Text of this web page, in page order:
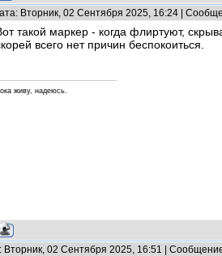
Вторник, 02 Сентября 2025, 16:24 |
такой маркер - когда флиртуют,
всего нет причин беспокоиться.
живу, надеюсь.
Вторник, 02 Сентября 2025, 16:51 |